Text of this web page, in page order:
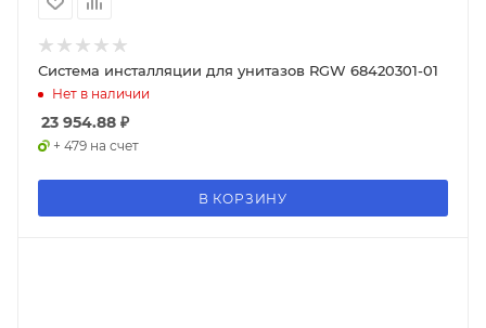
Система инсталляции для унитазов RGW 68420301-01
Нет в наличии
23 954.88 ₽
+ 479 на счет
В КОРЗИНУ